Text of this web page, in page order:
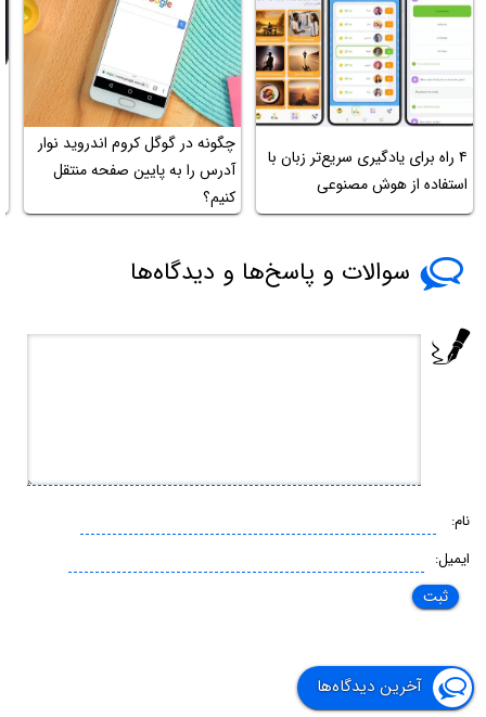
۴ راه برای یادگیری سریع‌تر زبان با
استفاده از هوش مصنوعی
چگونه در گوگل کروم اندروید نوار
آدرس را به پایین صفحه منتقل
کنیم؟
سوالات و پاسخ‌ها و دیدگاه‌ها
نام:
ایمیل:
آخرین دیدگاه‌ها